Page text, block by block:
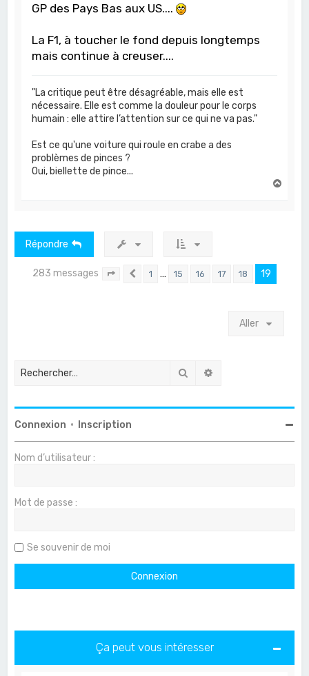
GP des Pays Bas aux US....
La F1, à toucher le fond depuis longtemps
mais continue à creuser....
"La critique peut être désagréable, mais elle est
nécessaire. Elle est comme la douleur pour le corps
humain : elle attire l’attention sur ce qui ne va pas."
Est ce qu'une voiture qui roule en crabe a des
problèmes de pinces ?
Oui, biellette de pince...
Répondre
283 messages Page 19sur 19
Précédent
1 … 15 16 17 18 19
Aller
Rechercher
Connexion • Inscription
Nom d’utilisateur :
Mot de passe :
Se souvenir de moi
Ça peut vous intéresser